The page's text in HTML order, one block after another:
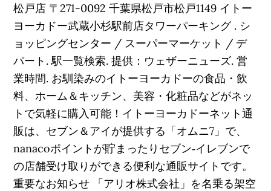
松戸店 〒271-0092 千葉県松戸市松戸1149 イトー
ヨーカドー武蔵小杉駅前店タワーパーキング . シ
ョッピングセンター / スーパーマーケット / デ
パート. 駅一覧検索. 提供：ウェザーニューズ. 営
業時間. お馴染みのイトーヨーカドーの食品・飲
料、ホーム＆キッチン、美容・化粧品などがネッ
トで気軽に購入可能！イトーヨーカドーネット通
販は、セブン＆アイが提供する「オムニ7」で、
nanacoポイントが貯まったりセブン‐イレブンで
の店舗受け取りができる便利な通販サイトです。
重要なお知らせ 「アリオ株式会社」を名乗る架空